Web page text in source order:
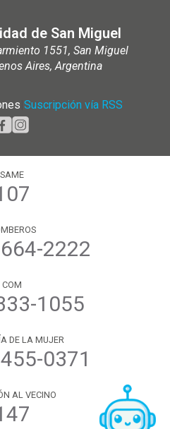
de San Miguel
1551, San Miguel
Aires, Argentina
Suscripción vía RSS
SAME
2222
COM
1055
DE LA MUJER
0371
AL VECINO